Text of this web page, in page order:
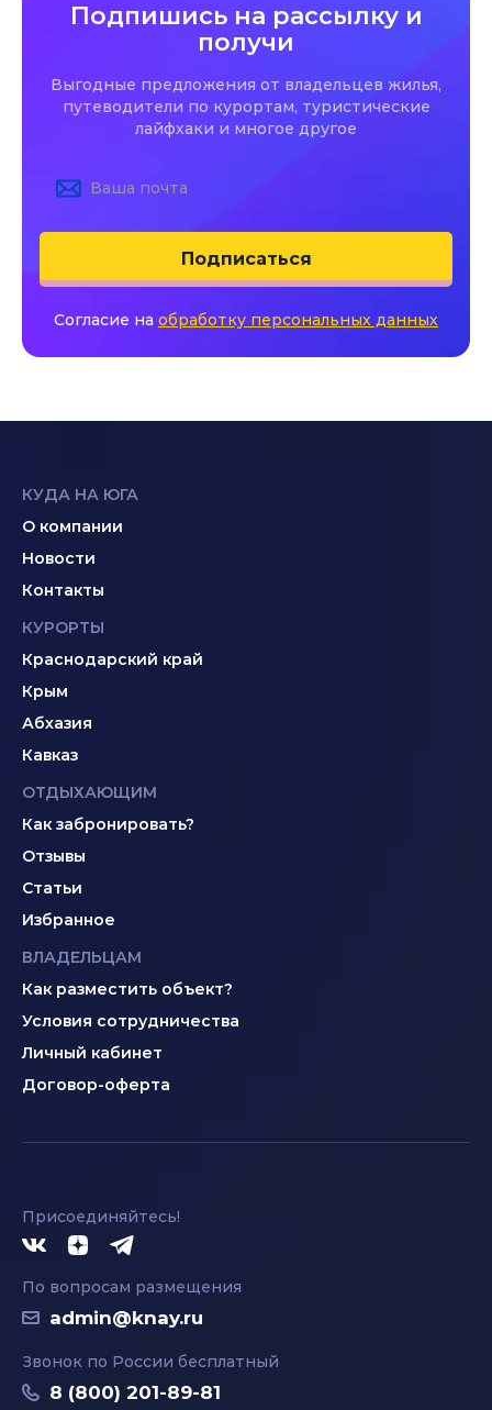
Подпишись на рассылку и
получи
Выгодные предложения от владельцев жилья,
путеводители по курортам, туристические
лайфхаки и многое другое
Подписаться
Согласие на обработку персональных данных
КУДА НА ЮГА
О компании
Новости
Контакты
КУРОРТЫ
Краснодарский край
Крым
Абхазия
Кавказ
ОТДЫХАЮЩИМ
Как забронировать?
Отзывы
Статьи
Избранное
ВЛАДЕЛЬЦАМ
Как разместить объект?
Условия сотрудничества
Личный кабинет
Договор-оферта
Присоединяйтесь!
По вопросам размещения
admin@knay.ru
Звонок по России бесплатный
8 (800) 201-89-81